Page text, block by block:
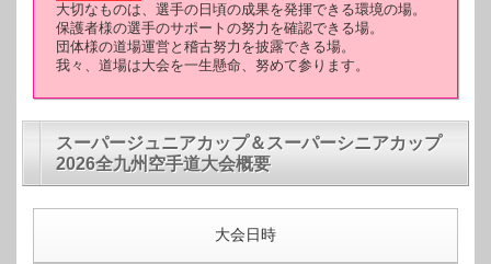
大切なものは、選手の日頃の成果を発揮できる環境の場。
保護者様の選手のサポートの努力を確認できる場。
団体様の道場運営と稽古努力を披露できる場。
我々、道場は大会を一生懸命、努めて参ります。
スーパージュニアカップ＆スーパーシニアカップ
2026全九州空手道大会概要
大会日時